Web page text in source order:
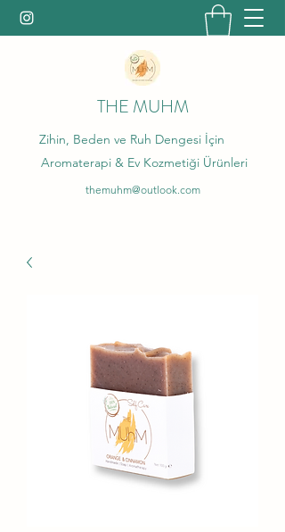
THE MUHM
Zihin, Beden ve Ruh Dengesi İçin
Aromaterapi & Ev Kozmetiği Ürünleri
themuhm@outlook.com